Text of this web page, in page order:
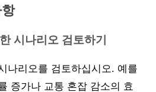
시나리오 검토하기
나리오를 검토하십시오. 예를
증가나 교통 혼잡 감소의 효